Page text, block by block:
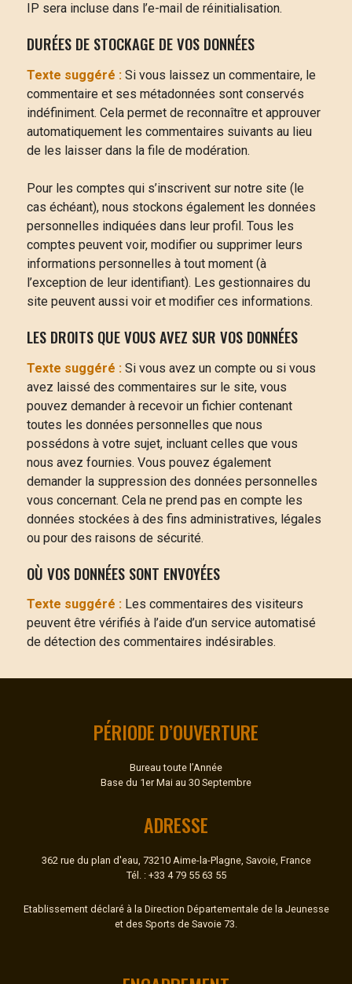
IP sera incluse dans l’e-mail de réinitialisation.
DURÉES DE STOCKAGE DE VOS DONNÉES
Texte suggéré : Si vous laissez un commentaire, le
commentaire et ses métadonnées sont conservés
indéfiniment. Cela permet de reconnaître et approuver
automatiquement les commentaires suivants au lieu
de les laisser dans la file de modération.
Pour les comptes qui s’inscrivent sur notre site (le
cas échéant), nous stockons également les données
personnelles indiquées dans leur profil. Tous les
comptes peuvent voir, modifier ou supprimer leurs
informations personnelles à tout moment (à
l’exception de leur identifiant). Les gestionnaires du
site peuvent aussi voir et modifier ces informations.
LES DROITS QUE VOUS AVEZ SUR VOS DONNÉES
Texte suggéré : Si vous avez un compte ou si vous
avez laissé des commentaires sur le site, vous
pouvez demander à recevoir un fichier contenant
toutes les données personnelles que nous
possédons à votre sujet, incluant celles que vous
nous avez fournies. Vous pouvez également
demander la suppression des données personnelles
vous concernant. Cela ne prend pas en compte les
données stockées à des fins administratives, légales
ou pour des raisons de sécurité.
OÙ VOS DONNÉES SONT ENVOYÉES
Texte suggéré : Les commentaires des visiteurs
peuvent être vérifiés à l’aide d’un service automatisé
de détection des commentaires indésirables.
PÉRIODE D’OUVERTURE
Bureau toute l’Année
Base du 1er Mai au 30 Septembre
ADRESSE
362 rue du plan d'eau, 73210 Aime-la-Plagne, Savoie, France
Tél. : +33 4 79 55 63 55
Etablissement déclaré à la Direction Départementale de la Jeunesse
et des Sports de Savoie 73.